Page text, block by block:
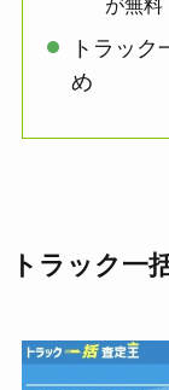
が無料
トラッ
め
トラック一